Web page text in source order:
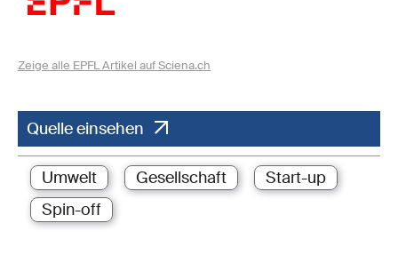
Zeige alle EPFL Artikel auf Sciena.ch
Quelle einsehen
Umwelt Gesellschaft
Start-up
Spin-off